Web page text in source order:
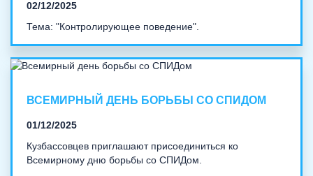
02/12/2025
Тема: "Контролирующее поведение".
ВСЕМИРНЫЙ ДЕНЬ БОРЬБЫ СО СПИДОМ
01/12/2025
Кузбассовцев приглашают присоединиться ко
Всемирному дню борьбы со СПИДом.